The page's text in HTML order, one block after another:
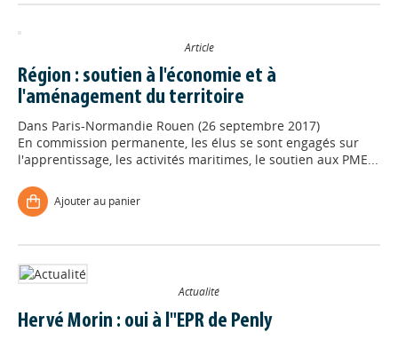
Article
Région : soutien à l'économie et à
l'aménagement du territoire
Dans Paris-Normandie Rouen (26 septembre 2017)
En commission permanente, les élus se sont engagés sur
l'apprentissage, les activités maritimes, le soutien aux PME...
Ajouter au panier
Actualité
Hervé Morin : oui à l"EPR de Penly